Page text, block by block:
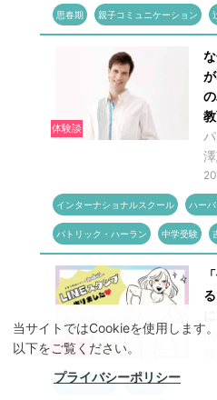
当サイトではCookieを使用します
以下をご覧ください。
プライバシーポリシー
思春期 親子コミュニケーション
体験談
インターナショナルスクール ハー
パトリック・ハーラン 中学受験
ニュース
LINEスタンプ お知らせ